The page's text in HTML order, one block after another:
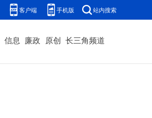
客户端 手机版 站内搜索
信息 廉政 原创 长三角频道